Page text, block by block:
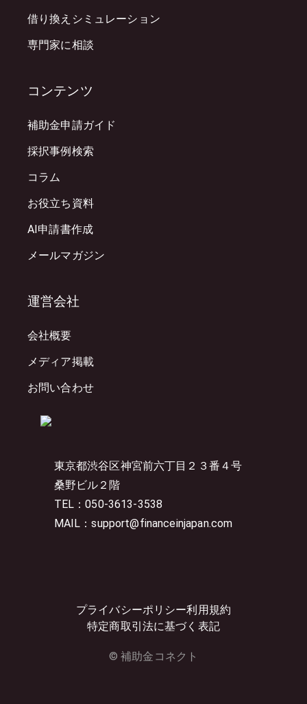
東京都渋谷区神宮前六丁目２３番４号
桑野ビル２階
TEL：050-3613-3538
MAIL：support@financeinjapan.com
プライバシーポリシー利用規約
特定商取引法に基づく表記
© 補助金コネクト
借り換えシミュレーション
専門家に相談
コンテンツ
補助金申請ガイド
採択事例検索
コラム
お役立ち資料
AI申請書作成
メールマガジン
運営会社
会社概要
メディア掲載
お問い合わせ